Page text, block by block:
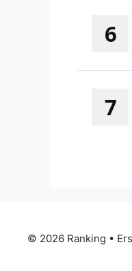
6
7
© 2026 Ranking •